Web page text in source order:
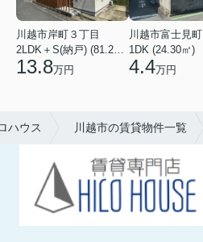
川越市岸町３丁目
13.8万円
川越市富士見町
1DK (24.30㎡)
4.4万円
ハウス 川越市の賃貸物件一覧